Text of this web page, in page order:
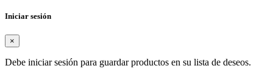
Iniciar sesión
×
Debe iniciar sesión para guardar productos en su lista de deseos.